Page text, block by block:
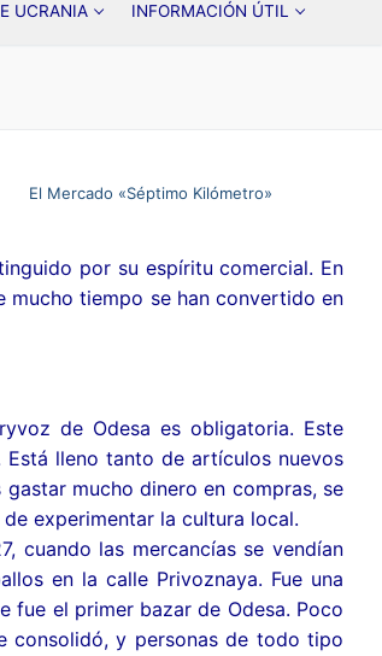
UCRANIA INFORMACIÓN ÚTIL
El Mercado «Séptimo Kilómetro»
por su espíritu comercial. En
mucho tiempo se han convertido en
de Odesa es obligatoria. Este
Está lleno tanto de artículos nuevos
mucho dinero en compras, se
experimentar la cultura local.
cuando las mercancías se vendían
en la calle Privoznaya. Fue una
fue el primer bazar de Odesa. Poco
consolidó, y personas de todo tipo